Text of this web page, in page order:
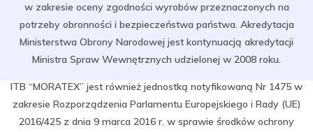
w zakresie oceny zgodności wyrobów przeznaczonych na
potrzeby obronności i bezpieczeństwa państwa. Akredytacja
Ministerstwa Obrony Narodowej jest kontynuacją akredytacji
Ministra Spraw Wewnętrznych udzielonej w 2008 roku.
ITB “MORATEX” jest również jednostką notyfikowaną Nr 1475 w
zakresie Rozporządzenia Parlamentu Europejskiego i Rady (UE)
2016/425 z dnia 9 marca 2016 r. w sprawie środków ochrony